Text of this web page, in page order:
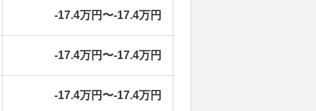
-17.4万円〜-17.4万円
-17.4万円〜-17.4万円
-17.4万円〜-17.4万円